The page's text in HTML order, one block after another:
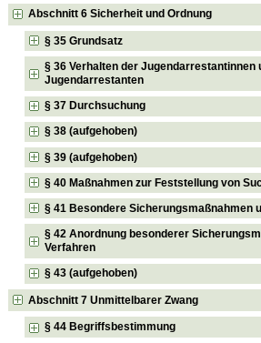
Abschnitt 6 Sicherheit und Ordnung
§ 35 Grundsatz
§ 36 Verhalten der Jugendarrestantinnen
Jugendarrestanten
§ 37 Durchsuchung
§ 38 (aufgehoben)
§ 39 (aufgehoben)
§ 40 Maßnahmen zur Feststellung von
§ 41 Besondere Sicherungsmaßnahmen
§ 42 Anordnung besonderer
Verfahren
§ 43 (aufgehoben)
Abschnitt 7 Unmittelbarer Zwang
§ 44 Begriffsbestimmung